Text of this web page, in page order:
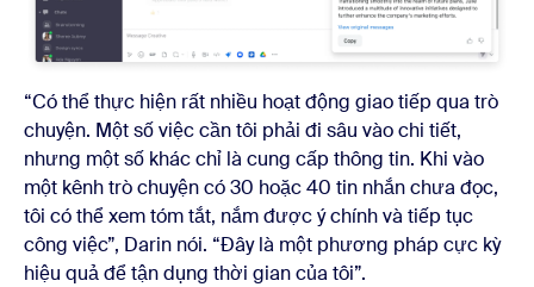
“Có thể thực hiện rất nhiều hoạt động giao tiếp qua trò
chuyện. Một số việc cần tôi phải đi sâu vào chi tiết,
nhưng một số khác chỉ là cung cấp thông tin. Khi vào
một kênh trò chuyện có 30 hoặc 40 tin nhắn chưa đọc,
tôi có thể xem tóm tắt, nắm được ý chính và tiếp tục
công việc”, Darin nói. “Đây là một phương pháp cực kỳ
hiệu quả để tận dụng thời gian của tôi”.